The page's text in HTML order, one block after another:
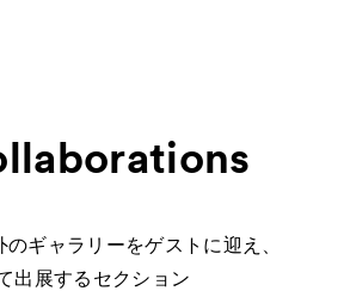
ギャラリーをゲストに迎え、
出展するセクション